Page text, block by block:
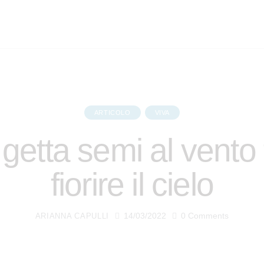
ARTICOLO VIVA
semi al vento
fiorire il cielo
ARIANNA CAPULLI 14/03/2022 0 Comments